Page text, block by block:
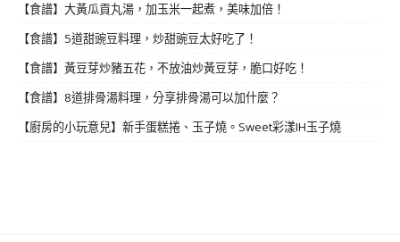
【食譜】大黃瓜貢丸湯，加玉米一起煮，美味加倍！
【食譜】5道甜豌豆料理，炒甜豌豆太好吃了！
【食譜】黃豆芽炒豬五花，不放油炒黃豆芽，脆口好吃！
【食譜】8道排骨湯料理，分享排骨湯可以加什麼？
【廚房的小玩意兒】新手蛋糕捲、玉子燒。Sweet彩漾IH玉子燒